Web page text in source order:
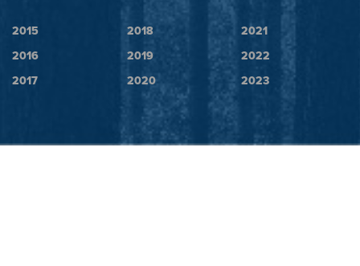
2015
2016
2017
2018
2019
2020
2021
2022
2023